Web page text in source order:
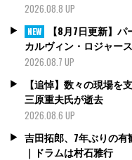
2026.08.8 UP
NEW
【8月7日更新】
カルヴィン・ロジャー
2026.08.7 UP
【追悼】数々の現場を
三原重夫氏が逝去
2026.08.6 UP
吉田拓郎、7年ぶりの
｜ドラムは村石雅行